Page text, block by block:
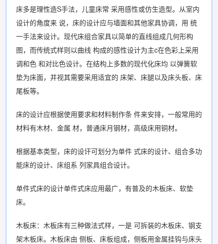
床多是理性造S手法，儿童床常 采用感性或仿生造型。从室内
设计的角度来 说，床的设计应与墙面和其他家具协调，用 统
一手法来设计。现代床组合家具以简单的直线组成几何形构
图，而传统式样则以曲线 构成的感性设计为主c在色彩上采用
调和色 和对比色设计。在结构上多数的现代化床均 以弹簧软
垫为床面，并视其需要采用适宜的 床架、床腿以及床头板、床
尾板等。
床的设计应根据使用要求和材料制作条 件来安排，一般常用的
材料有木材、金属 材，普通床月钢材，高级床用铜材。
根据基本类型，床的设讦可划分为单件 式床的设计、组合多功
能床的设计、床组系 列家具组合设计。
单件式床的设计单件式床应用最广，有普及的木板床、软垫
床。
木板床：木板床有三种做法式样，一是 可拆装的木板床、钢支
架木板床。木板床由 侧板、床板组成，侧板用金属挂钩与床头